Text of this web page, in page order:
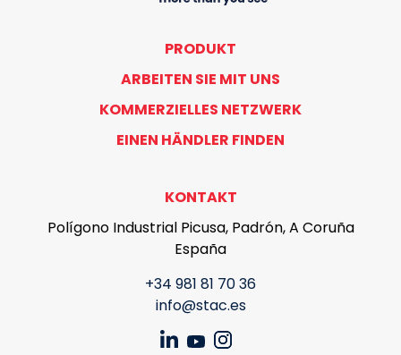
PRODUKT
ARBEITEN SIE MIT UNS
KOMMERZIELLES NETZWERK
EINEN HÄNDLER FINDEN
KONTAKT
Polígono Industrial Picusa, Padrón, A Coruña
España
+34 981 81 70 36
info@stac.es